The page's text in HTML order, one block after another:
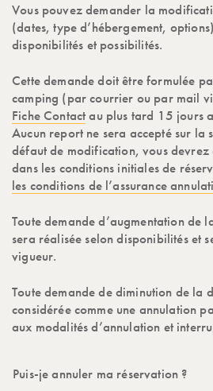
Vous pouvez demander la
(dates, type d’hébergement,
disponibilités et possibilités.
Cette demande doit être formulée
camping (par courrier ou par mail
Fiche Contactau plus tard 15 jours
Aucun report ne sera accepté sur la
défaut de modification, vous
dans les conditions initiales de
les conditions de l’assurance
Toute demande d’augmentation de
sera réalisée selon disponibilités et
vigueur.
Toute demande de diminution de la
considérée comme une annulation
aux modalités d’annulation et
Puis-je annuler ma réservation ?